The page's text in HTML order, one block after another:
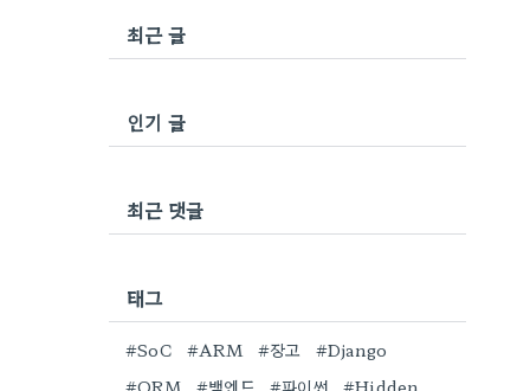
최근 글
인기 글
최근 댓글
태그
#SoC #ARM #장고
#Django
#ORM
#백엔드 #파이썬 #Hidden